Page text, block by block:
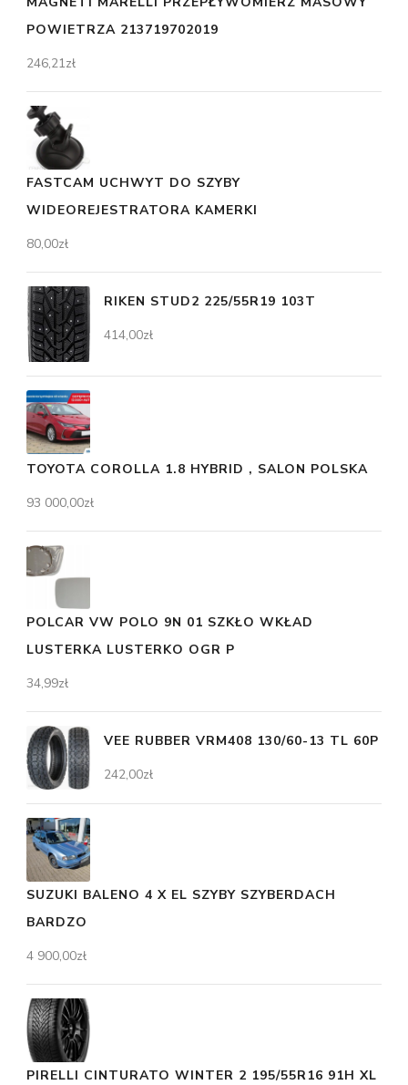
POWIETRZA 213719702019
246,21zł
FASTCAM UCHWYT DO SZYBY
WIDEOREJESTRATORA KAMERKI
80,00zł
RIKEN STUD2 225/55R19 103T
414,00zł
TOYOTA COROLLA 1.8 HYBRID , SALON POLSKA
93 000,00zł
POLCAR VW POLO 9N 01 SZKŁO WKŁAD
LUSTERKA LUSTERKO OGR P
34,99zł
VEE RUBBER VRM408 130/60-13 TL 60P
242,00zł
SUZUKI BALENO 4 X EL SZYBY SZYBERDACH
BARDZO
4 900,00zł
PIRELLI CINTURATO WINTER 2 195/55R16 91H XL